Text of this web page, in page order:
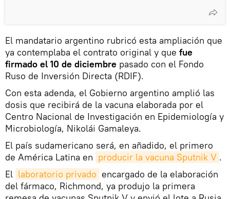
El mandatario argentino rubricó esta ampliación que
ya contemplaba el contrato original y que fue
firmado el 10 de diciembre pasado con el Fondo
Ruso de Inversión Directa (RDIF).
Con esta adenda, el Gobierno argentino amplió las
dosis que recibirá de la vacuna elaborada por el
Centro Nacional de Investigación en Epidemiología y
Microbiología, Nikolái Gamaleya.
El país sudamericano será, en añadido, el primero
de América Latina en producir la vacuna Sputnik V .
El laboratorio privado encargado de la elaboración
del fármaco, Richmond, ya produjo la primera